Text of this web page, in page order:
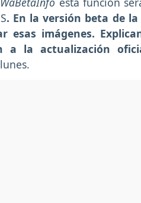
. En la versión beta de la
imágenes.
la actualización